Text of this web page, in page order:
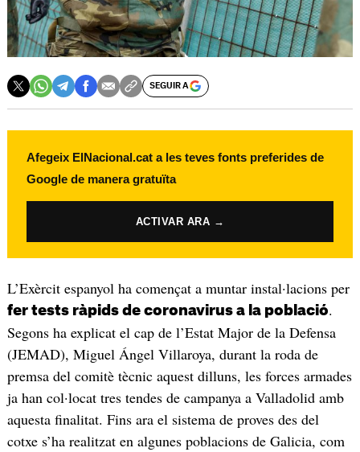
SEGUIR A
Afegeix ElNacional.cat a les teves fonts preferides de
Google de manera gratuïta
ACTIVAR ARA →
L’Exèrcit espanyol ha començat a muntar instal·lacions per
fer tests ràpids de coronavirus a la població.
Segons ha explicat el cap de l’Estat Major de la Defensa
(JEMAD), Miguel Ángel Villaroya, durant la roda de
premsa del comitè tècnic aquest dilluns, les forces armades
ja han col·locat tres tendes de campanya a Valladolid amb
aquesta finalitat. Fins ara el sistema de proves des del
cotxe s’ha realitzat en algunes poblacions de Galicia, com